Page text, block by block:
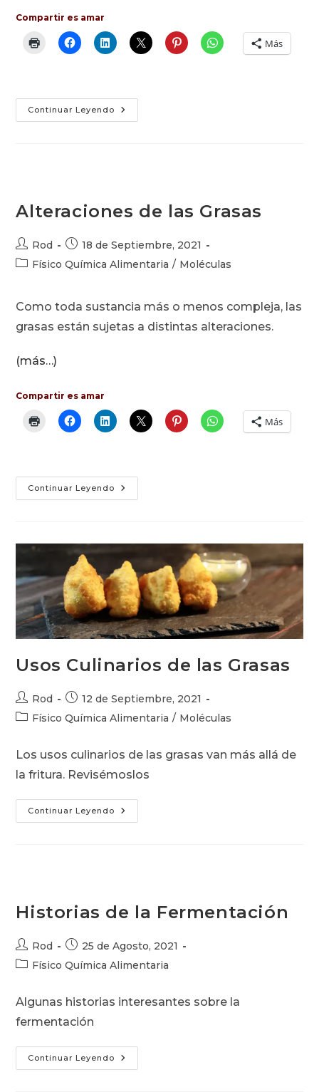
Compartir es amar
Más
Continuar Leyendo Revolvedores
De
Alteraciones de las Grasas
Autor
de
Rod
Publicación
de
la
18 de Septiembre, 2021
Categoría
entrada:
Físico Química Alimentaria / Moléculas
Como toda sustancia más o menos compleja, las
grasas están sujetas a distintas alteraciones.
(más…)
Compartir es amar
Más
Continuar Leyendo Alteraciones
De
Usos Culinarios de las Grasas
Autor
de
Rod
Publicación
de
la
12 de Septiembre, 2021
Categoría
entrada:
Físico Química Alimentaria / Moléculas
Los usos culinarios de las grasas van más allá de
la fritura. Revisémoslos
Continuar Leyendo Usos
Culinarios
Historias de la Fermentación
Autor
de
Rod
Publicación
de
la
25 de Agosto, 2021
Categoría
entrada:
Físico Química Alimentaria
Algunas historias interesantes sobre la
fermentación
Continuar Leyendo Historias
De